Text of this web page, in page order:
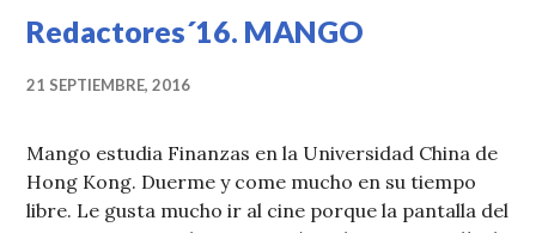
Redactores´16. MANGO
21 SEPTIEMBRE, 2016
Mango estudia Finanzas en la Universidad China de
Hong Kong. Duerme y come mucho en su tiempo
libre. Le gusta mucho ir al cine porque la pantalla del